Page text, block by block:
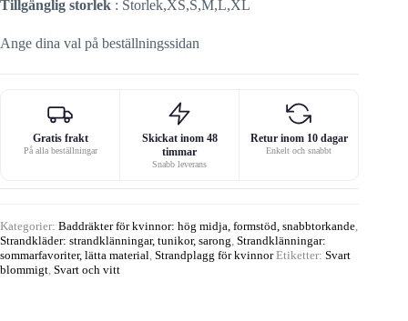
Tillgänglig storlek : Storlek,XS,S,M,L,XL
Ange dina val på beställningssidan
Gratis frakt
På alla beställningar
Skickat inom 48
timmar
Snabb leverans
Retur inom 10 dagar
Enkelt och snabbt
Kategorier: Baddräkter för kvinnor: hög midja, formstöd, snabbtorkande
Strandkläder: strandklänningar, tunikor, sarong Strandklänningar:
sommarfavoriter, lätta material Strandplagg för kvinnor Etiketter: Svart
blommigt Svart och vitt